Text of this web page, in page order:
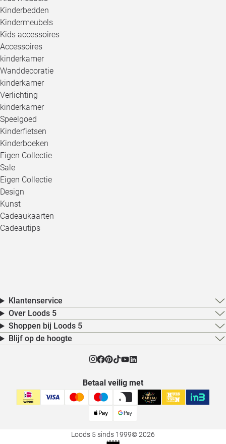
Kinderbedden
Kindermeubels
Kids accessoires
Accessoires
kinderkamer
Wanddecoratie
kinderkamer
Verlichting
kinderkamer
Speelgoed
Kinderfietsen
Kinderboeken
Eigen Collectie
Sale
Eigen Collectie
Design
Kunst
Cadeaukaarten
Cadeautips
Klantenservice
Over Loods 5
Shoppen bij Loods 5
Blijf op de hoogte
Betaal veilig met
Loods 5 sinds 1999© 2026